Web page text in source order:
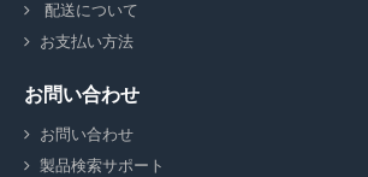
配送について
お支払い方法
お問い合わせ
お問い合わせ
製品検索サポート